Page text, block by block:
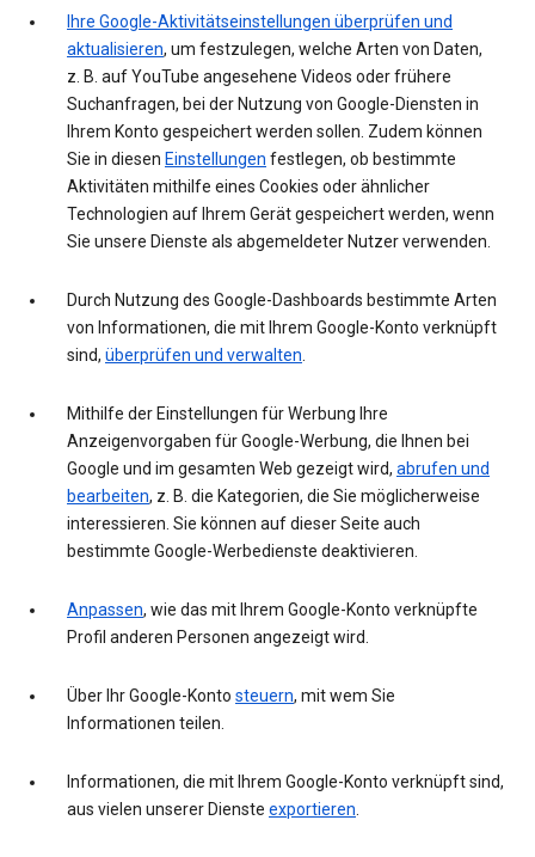
Ihre Google-Aktivitätseinstellungen überprüfen und
aktualisieren, um festzulegen, welche Arten von Daten,
z. B. auf YouTube angesehene Videos oder frühere
Suchanfragen, bei der Nutzung von Google-Diensten in
Ihrem Konto gespeichert werden sollen. Zudem können
Sie in diesen Einstellungen festlegen, ob bestimmte
Aktivitäten mithilfe eines Cookies oder ähnlicher
Technologien auf Ihrem Gerät gespeichert werden, wenn
Sie unsere Dienste als abgemeldeter Nutzer verwenden.
Durch Nutzung des Google-Dashboards bestimmte Arten
von Informationen, die mit Ihrem Google-Konto verknüpft
sind, überprüfen und verwalten.
Mithilfe der Einstellungen für Werbung Ihre
Anzeigenvorgaben für Google-Werbung, die Ihnen bei
Google und im gesamten Web gezeigt wird, abrufen und
bearbeiten, z. B. die Kategorien, die Sie möglicherweise
interessieren. Sie können auf dieser Seite auch
bestimmte Google-Werbedienste deaktivieren.
Anpassen, wie das mit Ihrem Google-Konto verknüpfte
Profil anderen Personen angezeigt wird.
Über Ihr Google-Konto steuern, mit wem Sie
Informationen teilen.
Informationen, die mit Ihrem Google-Konto verknüpft sind,
aus vielen unserer Dienste exportieren.